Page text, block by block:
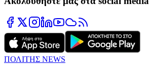
ΠΟΛΙΤΗΣ NEWS